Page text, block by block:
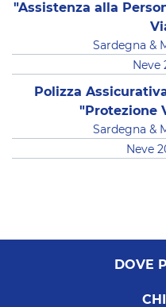
"Assistenza alla
Sardegna &
Neve
Polizza
"Protezione
Sardegna &
Neve
DOVE